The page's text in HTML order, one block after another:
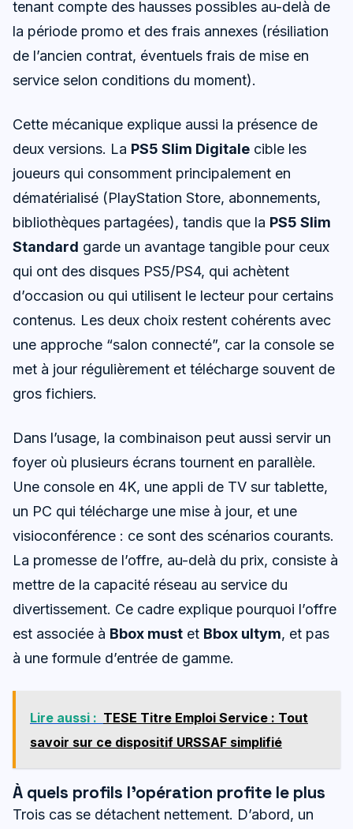
tenant compte des hausses possibles au-delà de
la période promo et des frais annexes (résiliation
de l’ancien contrat, éventuels frais de mise en
service selon conditions du moment).
Cette mécanique explique aussi la présence de
deux versions. La PS5 Slim Digitale cible les
joueurs qui consomment principalement en
dématérialisé (PlayStation Store, abonnements,
bibliothèques partagées), tandis que la PS5 Slim
Standard garde un avantage tangible pour ceux
qui ont des disques PS5/PS4, qui achètent
d’occasion ou qui utilisent le lecteur pour certains
contenus. Les deux choix restent cohérents avec
une approche “salon connecté”, car la console se
met à jour régulièrement et télécharge souvent de
gros fichiers.
Dans l’usage, la combinaison peut aussi servir un
foyer où plusieurs écrans tournent en parallèle.
Une console en 4K, une appli de TV sur tablette,
un PC qui télécharge une mise à jour, et une
visioconférence : ce sont des scénarios courants.
La promesse de l’offre, au-delà du prix, consiste à
mettre de la capacité réseau au service du
divertissement. Ce cadre explique pourquoi l’offre
est associée à Bbox must et Bbox ultym, et pas
à une formule d’entrée de gamme.
Lire aussi : TESE Titre Emploi Service : Tout
savoir sur ce dispositif URSSAF simplifié
À quels profils l’opération profite le plus
Trois cas se détachent nettement. D’abord, un